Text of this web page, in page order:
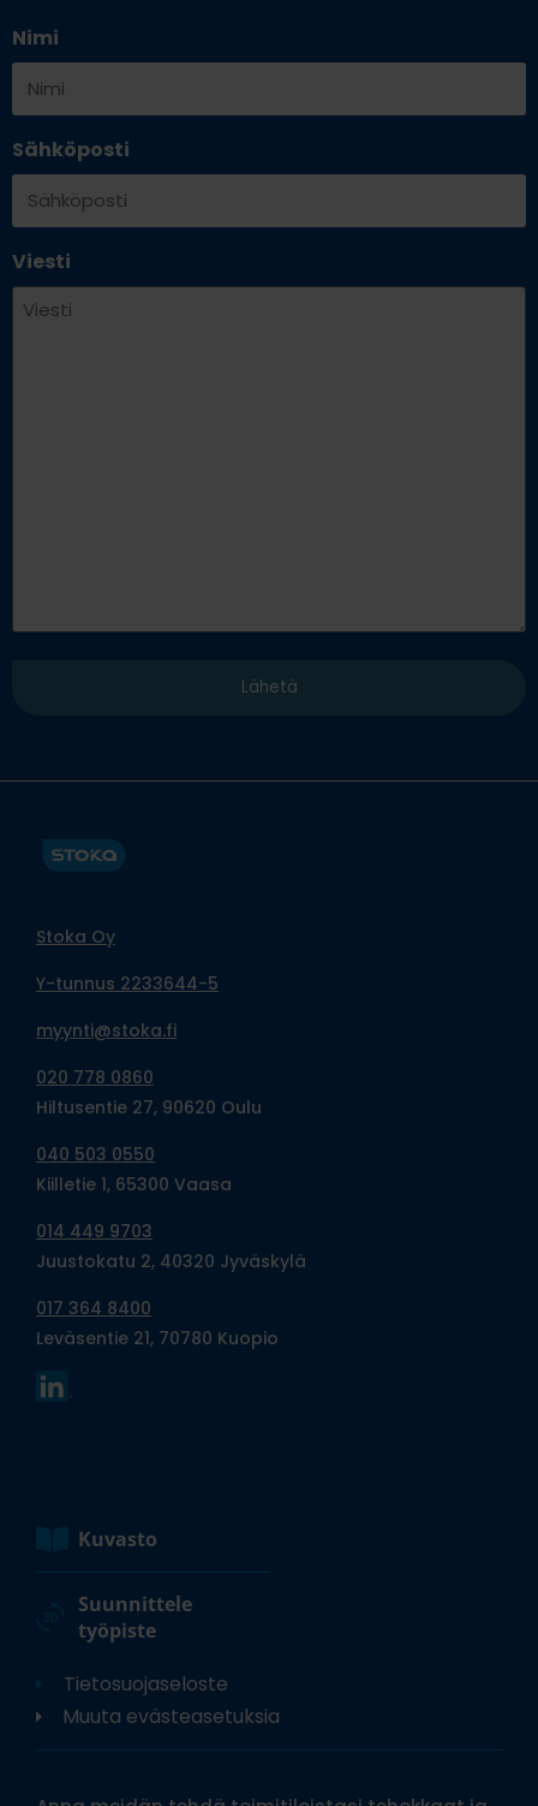
Nimi
Sähköposti
Viesti
Stoka Oy
Y-tunnus 2233644-5
myynti@stoka.fi
020 778 0860
Hiltusentie 27, 90620 Oulu
040 503 0550
Kiilletie 1, 65300 Vaasa
014 449 9703
Juustokatu 2, 40320 Jyväskylä
017 364 8400
Leväsentie 21, 70780 Kuopio
Kuvasto
Suunnittele
työpiste
Tietosuojaseloste
Muuta evästeasetuksia